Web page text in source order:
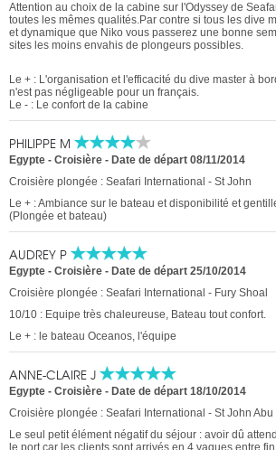
Attention au choix de la cabine sur l'Odyssey de
toutes les mêmes qualités.Par contre si tous les dive
et dynamique que Niko vous passerez une bonne
sites les moins envahis de plongeurs possibles.
Le + : L'organisation et l'efficacité du dive master à
n'est pas négligeable pour un français.
Le - : Le confort de la cabine
PHILIPPE M
Egypte - Croisière - Date de départ 08/11/2014
Croisière plongée : Seafari International - St John
Le + : Ambiance sur le bateau et disponibilité et
(Plongée et bateau)
AUDREY P
Egypte - Croisière - Date de départ 25/10/2014
Croisière plongée : Seafari International - Fury Shoal
10/10 : Equipe très chaleureuse, Bateau tout confort.
Le + : le bateau Oceanos, l'équipe
ANNE-CLAIRE J
Egypte - Croisière - Date de départ 18/10/2014
Croisière plongée : Seafari International - St John
Le seul petit élément négatif du séjour : avoir dû
le port car les clients sont arrivés en 4 vagues entre